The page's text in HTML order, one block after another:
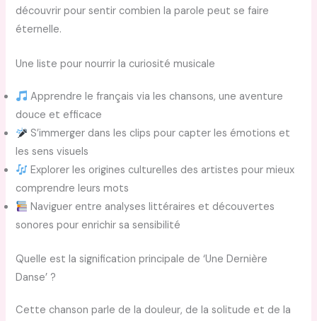
découvrir pour sentir combien la parole peut se faire
éternelle.
Une liste pour nourrir la curiosité musicale
Apprendre le français via les chansons, une aventure
douce et efficace
S’immerger dans les clips pour capter les émotions et
les sens visuels
Explorer les origines culturelles des artistes pour mieux
comprendre leurs mots
Naviguer entre analyses littéraires et découvertes
sonores pour enrichir sa sensibilité
Quelle est la signification principale de ‘Une Dernière
Danse’ ?
Cette chanson parle de la douleur, de la solitude et de la